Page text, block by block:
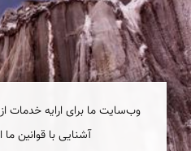
وب‌سایت ما برای ارایه خدمات
آشنایی با قوانین